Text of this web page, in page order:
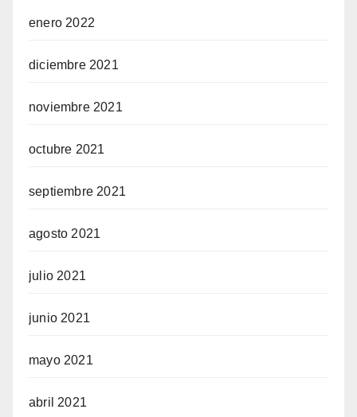
enero 2022
diciembre 2021
noviembre 2021
octubre 2021
septiembre 2021
agosto 2021
julio 2021
junio 2021
mayo 2021
abril 2021